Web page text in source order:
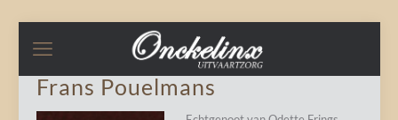
Frans Pouelmans